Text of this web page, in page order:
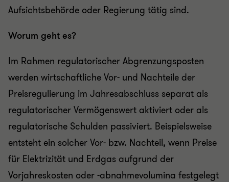
Aufsichtsbehörde oder Regierung tätig sind.
Worum geht es?
Im Rahmen regulatorischer Abgrenzungsposten
werden wirtschaftliche Vor- und Nachteile der
Preisregulierung im Jahresabschluss separat als
regulatorischer Vermögenswert aktiviert oder als
regulatorische Schulden passiviert. Beispielsweise
entsteht ein solcher Vor- bzw. Nachteil, wenn Preise
für Elektrizität und Erdgas aufgrund der
Vorjahreskosten oder -abnahmevolumina festgelegt